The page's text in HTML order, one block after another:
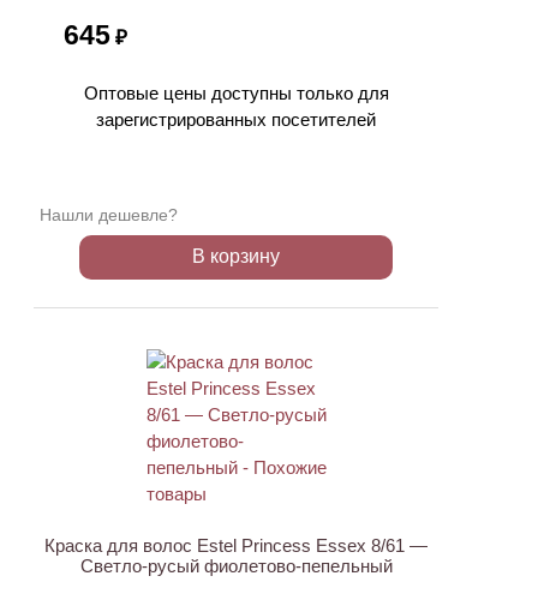
645 ₽
Оптовые цены доступны только для
зарегистрированных посетителей
Нашли дешевле?
В корзину
Краска для волос Estel Princess Essex 8/61 —
Светло-русый фиолетово-пепельный